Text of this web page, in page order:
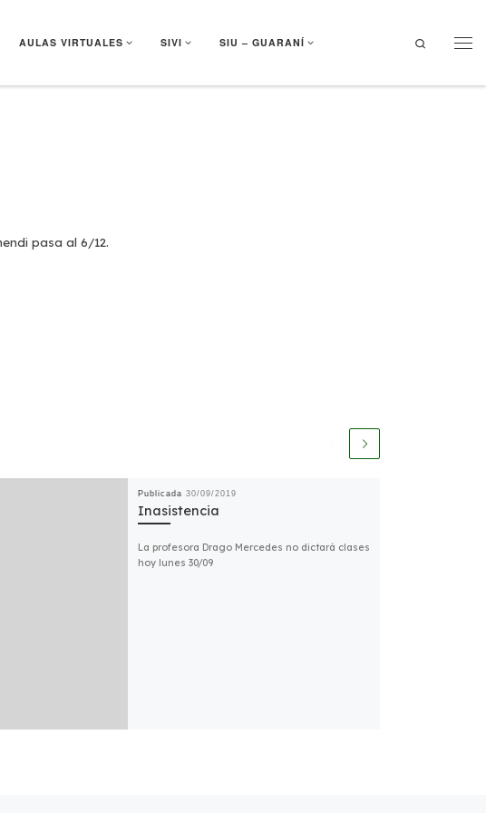
AULAS VIRTUALES SIVI SIU – GUARANÍ
Search
pasa al 6/12.
Publicada 30/09/2019
Inasistencia
La profesora Drago Mercedes no dictará clases
hoy lunes 30/09